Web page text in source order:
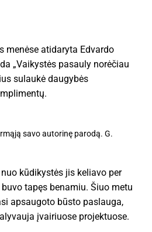
menėse atidaryta Edvardo
„Vaikystės pasauly norėčiau
sulaukė daugybės
savo autorinę parodą. G.
kūdikystės jis keliavo per
tapęs benamiu. Šiuo metu
apsaugoto būsto paslauga,
įvairiuose projektuose.